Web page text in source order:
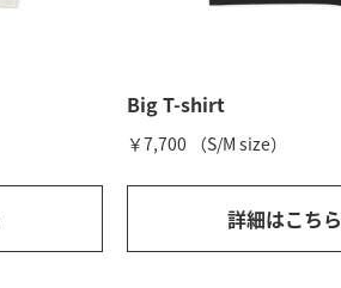
Big T-shirt
￥7,700 （S/M size）
詳細はこちら